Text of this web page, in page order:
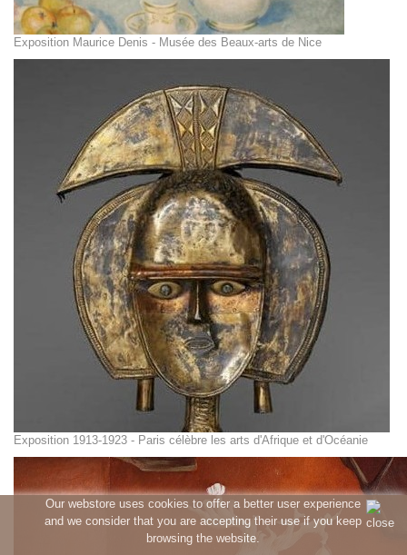
Our webstore uses cookies to offer a better user experience
and we consider that you are accepting their use if you keep
browsing the website.
Exposition Maurice Denis - Musée des Beaux-arts de Nice
Exposition 1913-1923 - Paris célèbre les arts d'Afrique et d'Océanie